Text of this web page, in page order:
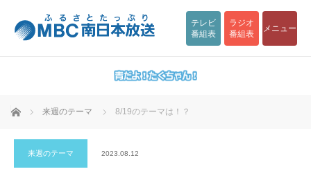
テレビ
番組表
ラジオ
番組表
メニュー
ホーム 来週のテーマ 8/19のテーマは！？
来週のテーマ 2023.08.12